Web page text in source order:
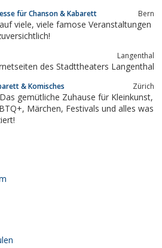
für Chanson & Kabarett Bern
Langenthal
des Stadttheaters Langenthal
& Komisches Zürich
gemütliche Zuhause für Kleinkunst,